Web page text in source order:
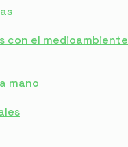
con el medioambiente
mano